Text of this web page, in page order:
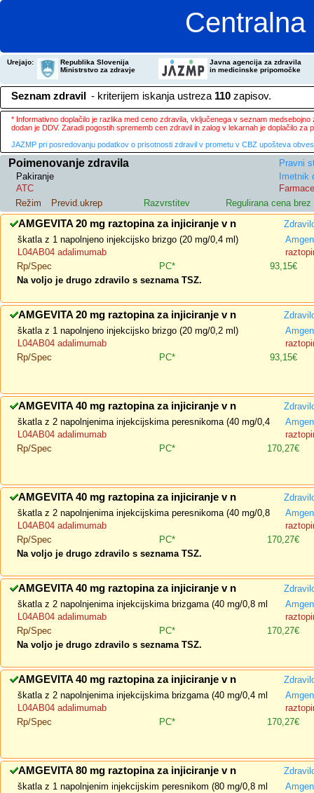
Urejajo:
Republika Slovenija
Ministrstvo za zdravje
Javna agencija za zdravila
in medicinske pripomočke
Seznam zdravil - kriterijem iskanja ustreza 110 zapisov.
* Informativno doplačilo je razlika med ceno zdravila, vključenega v seznam
dodan je DDV. Zaradi pogostih sprememb cen zdravil in zalog v lekarnah je doplačilo
JAZMP pri posredovanju podatkov o prisotnosti zdravil v prometu v CBZ upošteva
Poimenovanje zdravila
Pravni
Pakiranje
Imetnik
ATC
Režim
Previd.ukrep Razvrstitev Regulirana cena brez
AMGEVITA 20 mg raztopina za injiciranje v n
škatla z 1 napolnjeno injekcijsko brizgo (20 mg/0,4 ml)
L04AB04 adalimumab
Rp/Spec
PC*
93,15€
Na voljo je drugo zdravilo s seznama TSZ.
AMGEVITA 20 mg raztopina za injiciranje v n
škatla z 1 napolnjeno injekcijsko brizgo (20 mg/0,2 ml)
L04AB04 adalimumab
Rp/Spec
PC* 93,15€
AMGEVITA 40 mg raztopina za injiciranje v n
škatla z 2 napolnjenima injekcijskima peresnikoma (40 mg/0,4
L04AB04 adalimumab
Rp/Spec
PC* 170,27€
AMGEVITA 40 mg raztopina za injiciranje v n
škatla z 2 napolnjenima injekcijskima peresnikoma (40 mg/0,8
L04AB04 adalimumab
Rp/Spec
PC*
170,27€
Na voljo je drugo zdravilo s seznama TSZ.
AMGEVITA 40 mg raztopina za injiciranje v n
škatla z 2 napolnjenima injekcijskima brizgama (40 mg/0,8 ml
L04AB04 adalimumab
Rp/Spec
PC*
170,27€
Na voljo je drugo zdravilo s seznama TSZ.
AMGEVITA 40 mg raztopina za injiciranje v n
škatla z 2 napolnjenima injekcijskima brizgama (40 mg/0,4 ml
L04AB04 adalimumab
Rp/Spec
PC* 170,27€
AMGEVITA 80 mg raztopina za injiciranje v n
škatla z 1 napolnjenim injekcijskim peresnikom (80 mg/0,8 ml